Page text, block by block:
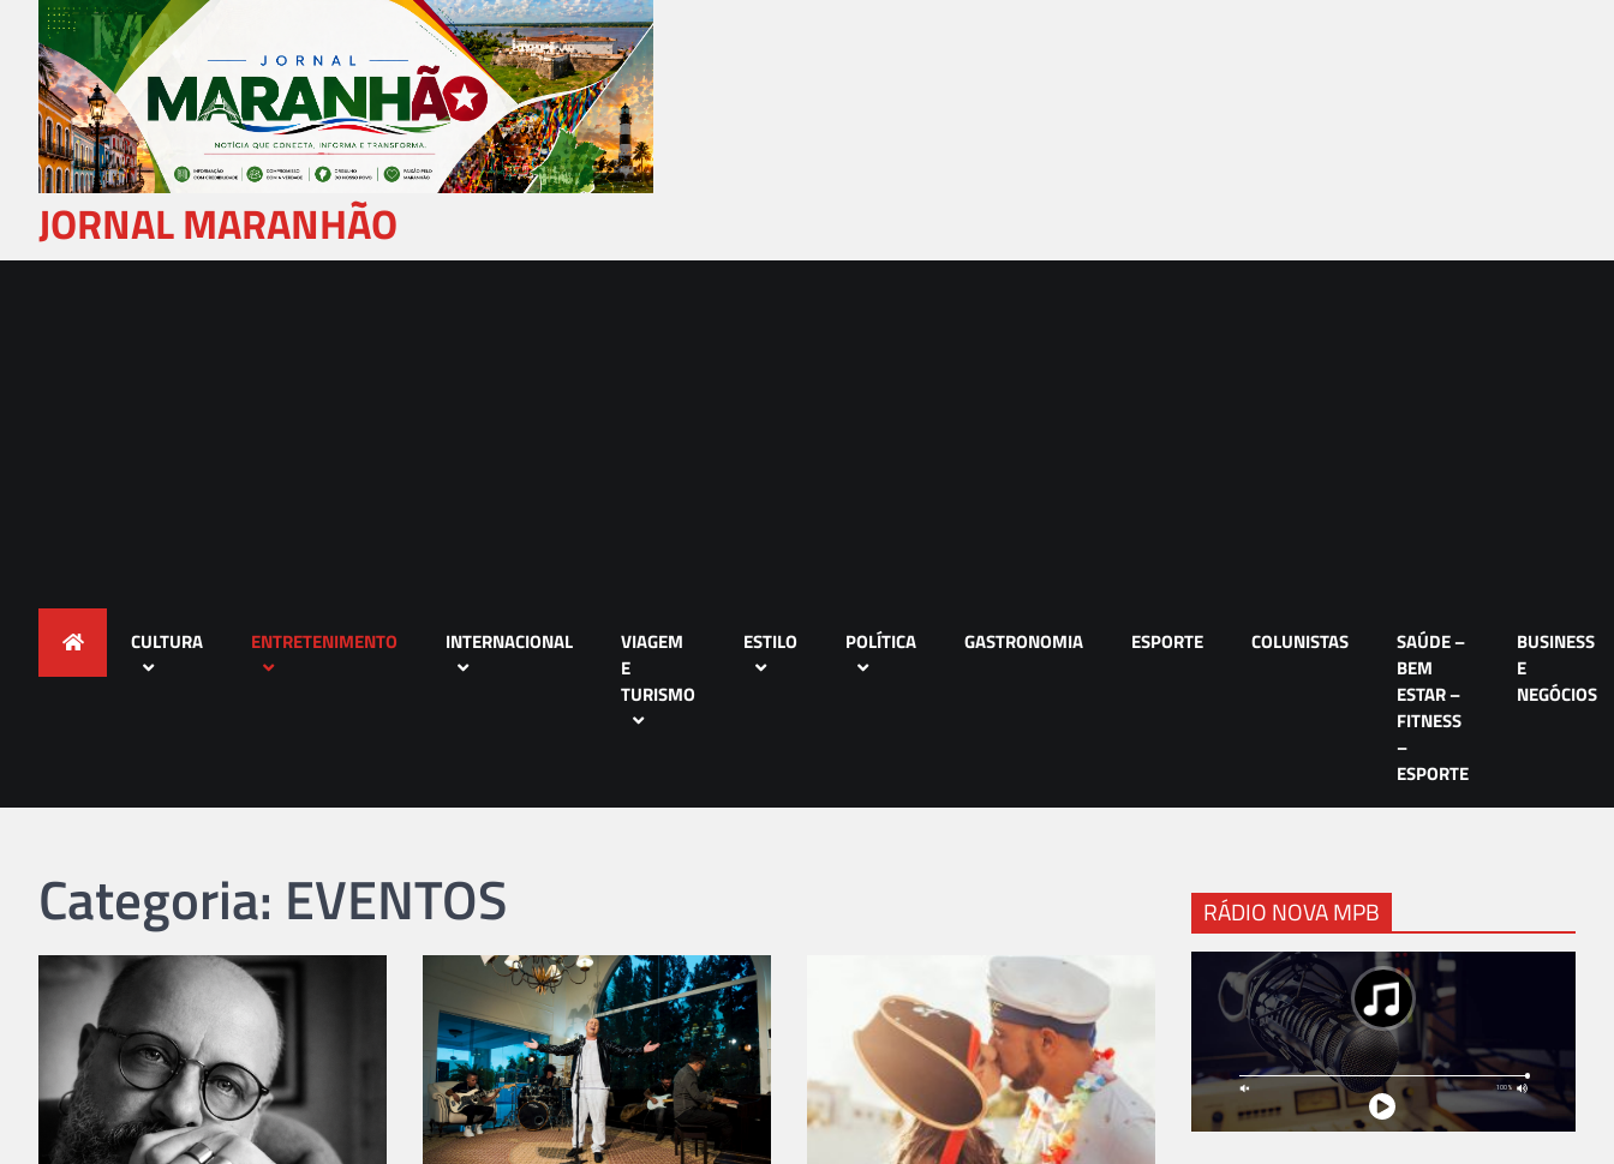
content
JORNAL MARANHÃO
CULTURA ENTRETENIMENTO INTERNACIONAL
VIAGEM
E
TURISMO
ESTILO POLÍTICA GASTRONOMIA ESPORTE COLUNISTAS
SAÚDE –
BEM
ESTAR –
FITNESS
–
ESPORTE
BUSINESS
E
NEGÓCIOS
Categoria: EVENTOS RÁDIO NOVA MPB